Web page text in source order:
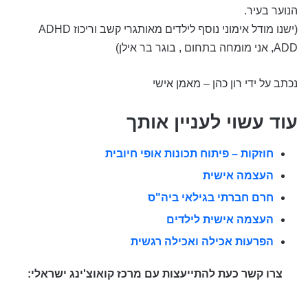
הנוער בעיר.
(ישנו מודל אימוני נוסף לילדים מאותגרי קשב וריכוז ADHD
ADD, אני מומחה בתחום , בוגר בר אילן)
נכתב על ידי רון כהן – מאמן אישי
עוד עשוי לעניין אותך
חוזקות – פיתוח תכונות אופי חיובית
העצמה אישית
חרם חברתי בגילאי ביה"ס
העצמה אישית לילדים
הפרעות אכילה ואכילה רגשית
צרו קשר כעת להתייעצות עם מרכז קואוצ'ינג ישראלי: